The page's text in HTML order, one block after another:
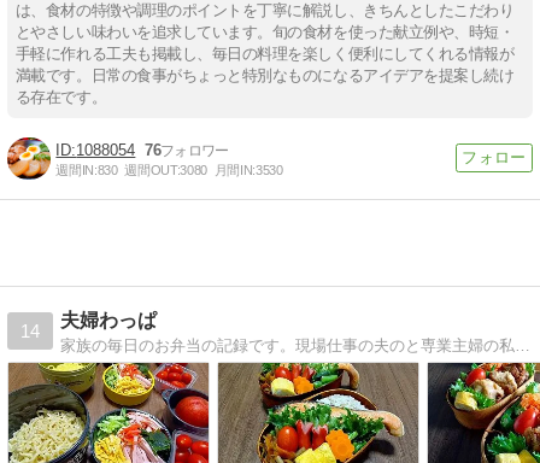
は、食材の特徴や調理のポイントを丁寧に解説し、きちんとしたこだわり
とやさしい味わいを追求しています。旬の食材を使った献立例や、時短・
手軽に作れる工夫も掲載し、毎日の料理を楽しく便利にしてくれる情報が
満載です。日常の食事がちょっと特別なものになるアイデアを提案し続け
る存在です。
1088054 76
週間IN:830 週間OUT:3080 月間IN:3530
14
夫婦わっぱ